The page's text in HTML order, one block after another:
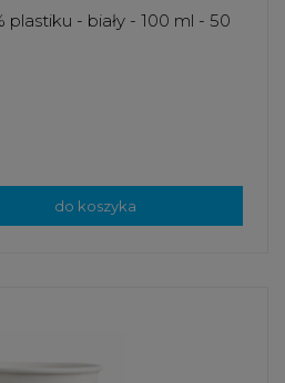
- biały - 100 ml - 50
do koszyka